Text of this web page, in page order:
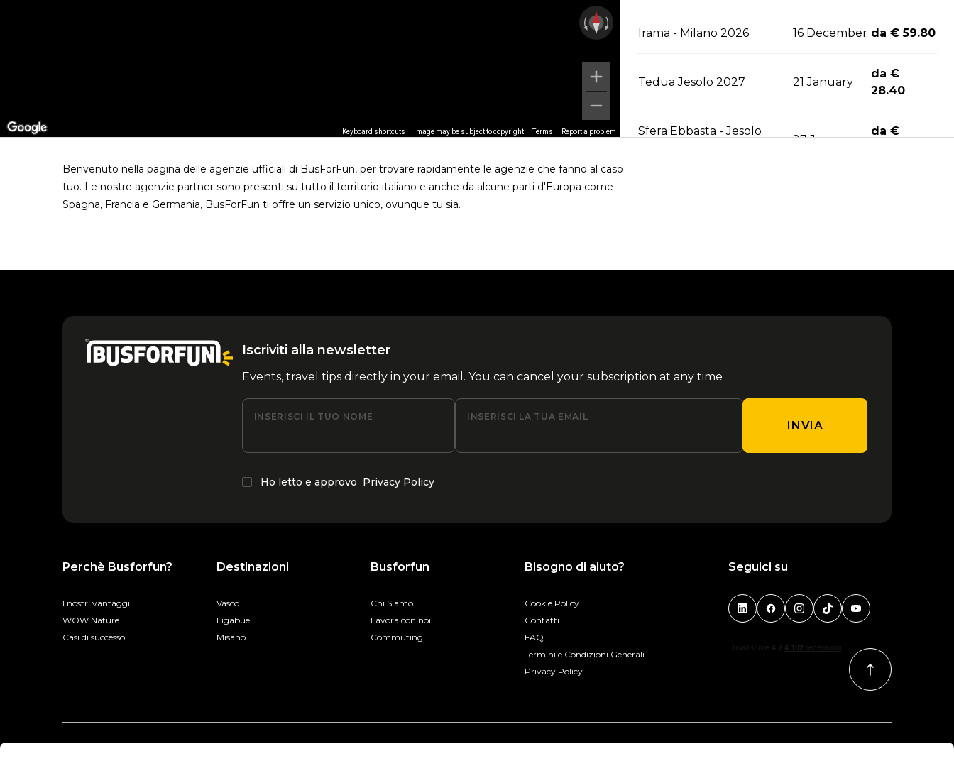
Keyboard shortcuts Image may be subject to copyright Terms Report a problem
Irama - Milano 2026 16 December da € 59.80
Tedua Jesolo 2027 21 January
da €
28.40
Sfera Ebbasta - Jesolo
27 January
da €
da €
Benvenuto nella pagina delle agenzie ufficiali di BusForFun, per trovare rapidamente le agenzie che fanno al caso
tuo. Le nostre agenzie partner sono presenti su tutto il territorio italiano e anche da alcune parti d'Europa come
Spagna, Francia e Germania, BusForFun ti offre un servizio unico, ovunque tu sia.
Iscriviti alla newsletter
Events, travel tips directly in your email. You can cancel your subscription at any time
INSERISCI IL TUO NOME INSERISCI LA TUA EMAIL
INVIA
Ho letto e approvo Privacy Policy
Perchè Busforfun?
I nostri vantaggi
WOW Nature
Casi di successo
Destinazioni
Vasco
Ligabue
Misano
Busforfun
Chi Siamo
Lavora con noi
Commuting
Bisogno di aiuto?
Cookie Policy
Contatti
FAQ
Termini e Condizioni Generali
Privacy Policy
Seguici su